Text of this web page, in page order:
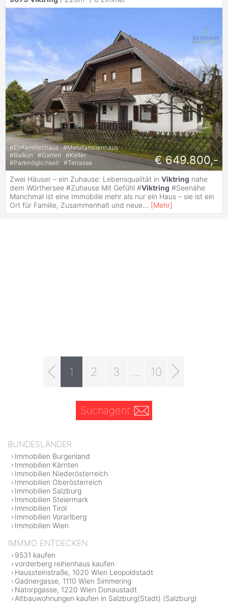
#Einfamilienhaus #Mehrfamilienhaus
#Balkon #Garten #Keller
#Parkmöglichkeit #Terrasse € 649.800,-
Zwei Häuser – ein Zuhause: Lebensqualität in Viktring nahe
dem Wörthersee #Zuhause Mit Gefühl #Viktring #Seenähe
Manchmal ist eine Immobilie mehr als nur ein Haus – sie ist ein
Ort für Familie, Zusammenhalt und neue... [Mehr]
1 2 3 10
Suchagent
BUNDESLÄNDER
Immobilien Burgenland
Immobilien Kärnten
Immobilien Niederösterreich
Immobilien Oberösterreich
Immobilien Salzburg
Immobilien Steiermark
Immobilien Tirol
Immobilien Vorarlberg
Immobilien Wien
IMMMO ENTDECKEN
9531 kaufen
vorderberg reihenhaus kaufen
Haussteinstraße, 1020 Wien Leopoldstadt
Gadnergasse, 1110 Wien Simmering
Natorpgasse, 1220 Wien Donaustadt
Altbauwohnungen kaufen in Salzburg(Stadt) (Salzburg)